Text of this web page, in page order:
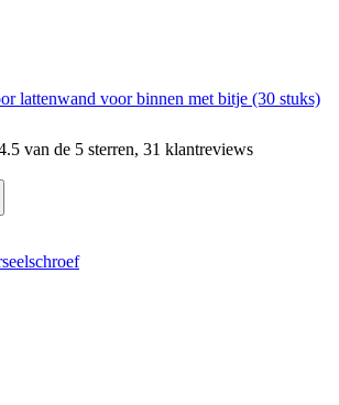
lattenwand voor binnen met bitje (30 stuks)
van de 5 sterren, 31 klantreviews